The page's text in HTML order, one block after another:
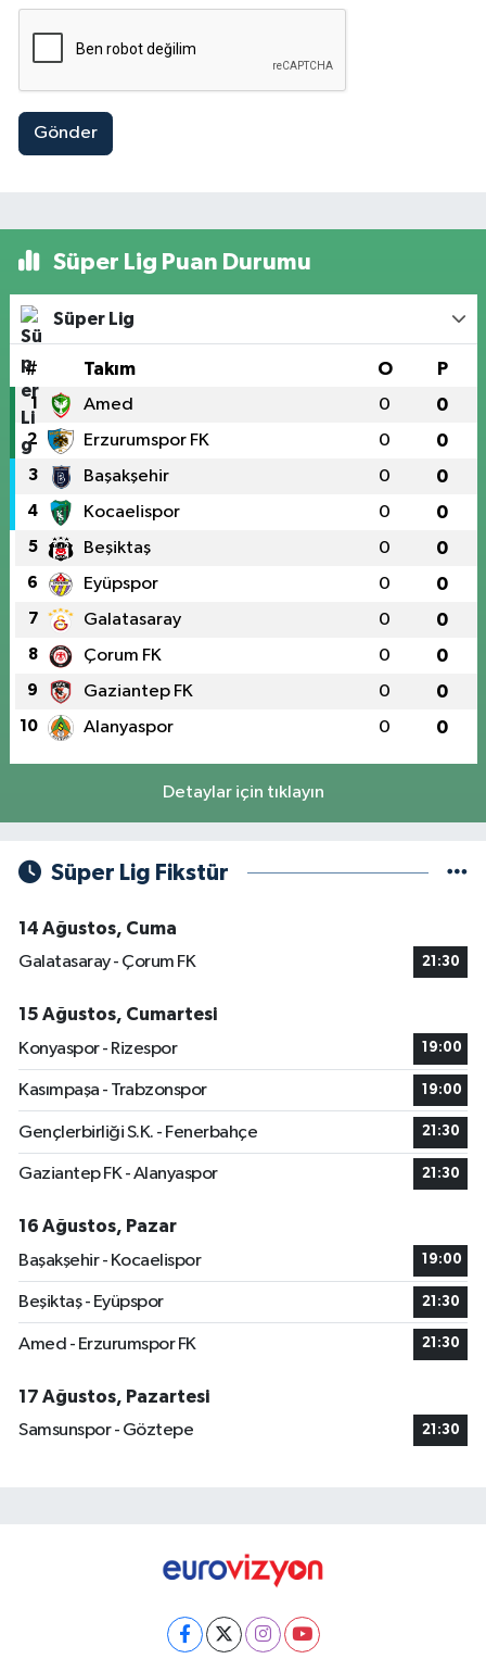
Gönder
Süper Lig Puan Durumu
Süper Lig
# Takım O P
1 Amed 0 0
2 Erzurumspor FK 0 0
3 Başakşehir 0 0
4 Kocaelispor 0 0
5 Beşiktaş 0 0
6 Eyüpspor 0 0
7 Galatasaray 0 0
8 Çorum FK 0 0
9 Gaziantep FK 0 0
10 Alanyaspor 0 0
Detaylar için tıklayın
Süper Lig Fikstür
14 Ağustos, Cuma
Galatasaray - Çorum FK
21:30
15 Ağustos, Cumartesi
Konyaspor - Rizespor
19:00
Kasımpaşa - Trabzonspor 19:00
Gençlerbirliği S.K. - Fenerbahçe 21:30
Gaziantep FK - Alanyaspor 21:30
16 Ağustos, Pazar
Başakşehir - Kocaelispor
19:00
Beşiktaş - Eyüpspor 21:30
Amed - Erzurumspor FK 21:30
17 Ağustos, Pazartesi
Samsunspor - Göztepe
21:30